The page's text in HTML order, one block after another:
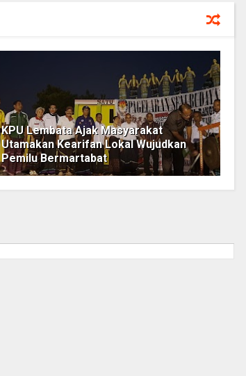
KPU Lembata Ajak Masyarakat
Utamakan Kearifan Lokal Wujudkan
Pemilu Bermartabat